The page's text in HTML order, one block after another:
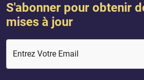
S'abonner pour obtenir
mises à jour
Entrez Votre Email